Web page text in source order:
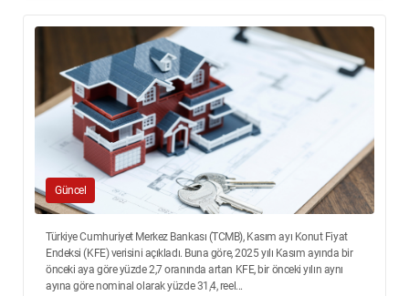
Güncel
Türkiye Cumhuriyet Merkez Bankası (TCMB), Kasım ayı Konut Fiyat
Endeksi (KFE) verisini açıkladı. Buna göre, 2025 yılı Kasım ayında bir
önceki aya göre yüzde 2,7 oranında artan KFE, bir önceki yılın aynı
ayına göre nominal olarak yüzde 31,4, reel...